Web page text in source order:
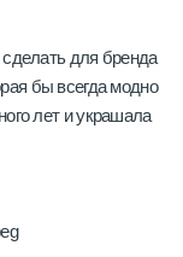
для бренда
бы всегда модно
лет и украшала